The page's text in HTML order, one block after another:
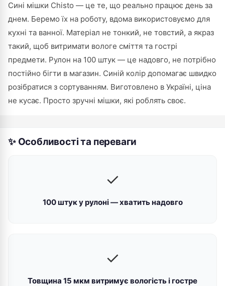
Сині мішки Chisto — це те, що реально працює день за
днем. Беремо їх на роботу, вдома використовуємо для
кухні та ванної. Матеріал не тонкий, не товстий, а якраз
такий, щоб витримати вологе сміття та гострі
предмети. Рулон на 100 штук — це надовго, не потрібно
постійно бігти в магазин. Синій колір допомагає швидко
розібратися з сортуванням. Виготовлено в Україні, ціна
не кусає. Просто зручні мішки, які роблять своє.
✨ Особливості та переваги
✓
100 штук у рулоні — хватить надовго
✓
Товщина 15 мкм витримує вологість і гостре